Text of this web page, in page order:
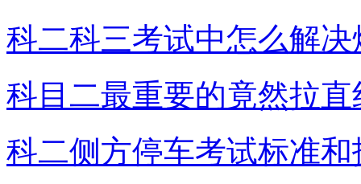
科二科三考试中怎么解
科目二最重要的竟然拉直
科二侧方停车考试标准和